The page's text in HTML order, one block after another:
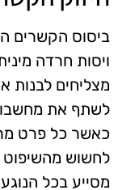
ביסוס הקשרים
ויסות חרדה
מצליחים לבנות
לשתף את
כאשר כל פרט
לחשוש מהשיפוט
מסייע בכל